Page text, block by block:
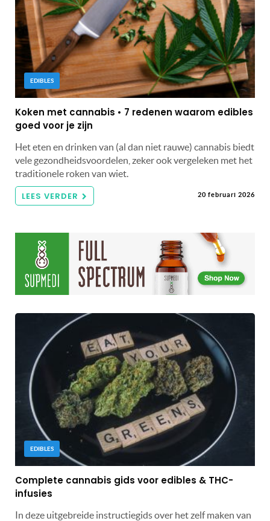
EDIBLES
Koken met cannabis • 7 redenen waarom edibles
goed voor je zijn
Het eten en drinken van (al dan niet rauwe) cannabis biedt
vele gezondheidsvoordelen, zeker ook vergeleken met het
traditionele roken van wiet.
LEES VERDER 20 februari 2026
EDIBLES
Complete cannabis gids voor edibles & THC-
infusies
In deze uitgebreide instructiegids over het zelf maken van